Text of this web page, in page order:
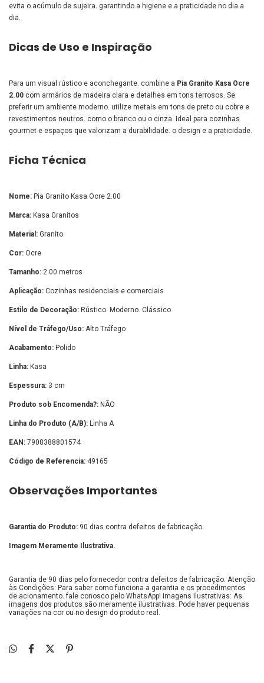
evita o acúmulo de sujeira. garantindo a higiene e a praticidade no dia a
dia.
Dicas de Uso e Inspiração
Para um visual rústico e aconchegante. combine a Pia Granito Kasa Ocre
2.00 com armários de madeira clara e detalhes em tons terrosos. Se
preferir um ambiente moderno. utilize metais em tons de preto ou cobre e
revestimentos neutros. como o branco ou o cinza. Ideal para cozinhas
gourmet e espaços que valorizam a durabilidade. o design e a praticidade.
Ficha Técnica
Nome: Pia Granito Kasa Ocre 2.00
Marca: Kasa Granitos
Material: Granito
Cor: Ocre
Tamanho: 2.00 metros
Aplicação: Cozinhas residenciais e comerciais
Estilo de Decoração: Rústico. Moderno. Clássico
Nível de Tráfego/Uso: Alto Tráfego
Acabamento: Polido
Linha: Kasa
Espessura: 3 cm
Produto sob Encomenda?: NÃO
Linha do Produto (A/B): Linha A
EAN: 7908388801574
Código de Referencia: 49165
Observações Importantes
Garantia do Produto: 90 dias contra defeitos de fabricação.
Imagem Meramente Ilustrativa.
Garantia de 90 dias pelo fornecedor contra defeitos de fabricação. Atenção
às Condições: Para saber como funciona a garantia e os procedimentos
de acionamento. fale conosco pelo WhatsApp! Imagens Ilustrativas: As
imagens dos produtos são meramente ilustrativas. Pode haver pequenas
variações na cor ou no design do produto real.